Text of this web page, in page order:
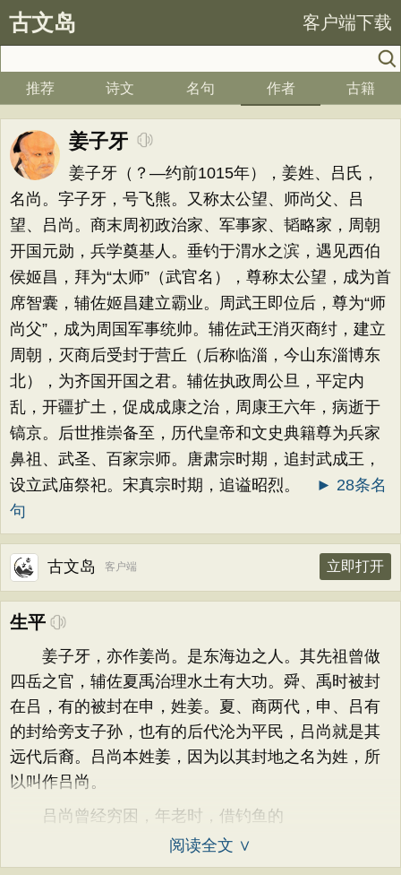
古文岛 客户端下载
推荐 诗文 名句 作者 古籍
姜子牙
姜子牙（？—约前1015年），姜姓、吕氏，
名尚。字子牙，号飞熊。又称太公望、师尚父、吕
望、吕尚。商末周初政治家、军事家、韬略家，周朝
开国元勋，兵学奠基人。垂钓于渭水之滨，遇见西伯
侯姬昌，拜为“太师”（武官名），尊称太公望，成为首
席智囊，辅佐姬昌建立霸业。周武王即位后，尊为“师
尚父”，成为周国军事统帅。辅佐武王消灭商纣，建立
周朝，灭商后受封于营丘（后称临淄，今山东淄博东
北），为齐国开国之君。辅佐执政周公旦，平定内
乱，开疆扩土，促成成康之治，周康王六年，病逝于
镐京。后世推崇备至，历代皇帝和文史典籍尊为兵家
鼻祖、武圣、百家宗师。唐肃宗时期，追封武成王，
设立武庙祭祀。宋真宗时期，追谥昭烈。
► 28条名
句
古文岛 客户端 立即打开
生平
姜子牙，亦作姜尚。是东海边之人。其先祖曾做
四岳之官，辅佐夏禹治理水土有大功。舜、禹时被封
在吕，有的被封在申，姓姜。夏、商两代，申、吕有
的封给旁支子孙，也有的后代沦为平民，吕尚就是其
远代后裔。吕尚本姓姜，因为以其封地之名为姓，所
以叫作吕尚。
吕尚曾经穷困，年老时，借钓鱼的
阅读全文 ∨